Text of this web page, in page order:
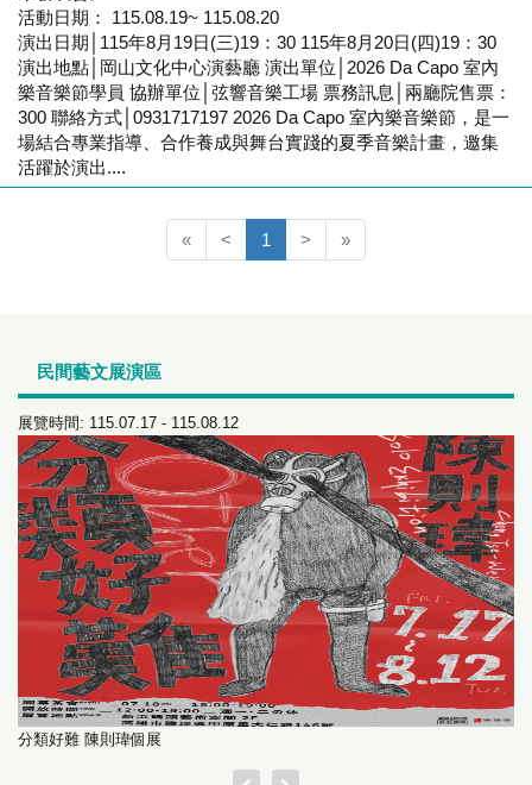
活動日期： 115.08.19~ 115.08.20
演出日期│115年8月19日(三)19：30 115年8月20日(四)19：30
演出地點│岡山文化中心演藝廳 演出單位│2026 Da Capo 室內
樂音樂節學員 協辦單位│弦響音樂工場 票務訊息│兩廳院售票：
300 聯絡方式│0931717197 2026 Da Capo 室內樂音樂節，是一
場結合專業指導、合作養成與舞台實踐的夏季音樂計畫，邀集
活躍於演出....
« < 1 (current)
> »
民間藝文展演區
展覽時間: 115.07.17 - 115.08.12
分類好難 陳則瑋個展